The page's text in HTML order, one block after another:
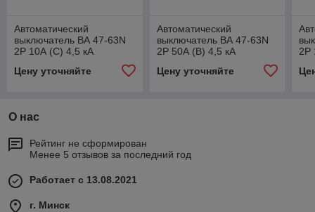
Автоматический
выключатель ВА 47-63N
2P 10А (C) 4,5 кА
Цену уточняйте
Автоматический
выключатель ВА 47-63N
2P 50А (В) 4,5 кА
Цену уточняйте
2P
О нас
Рейтинг не сформирован
Менее 5 отзывов за последний год
Работает с 13.08.2021
г. Минск